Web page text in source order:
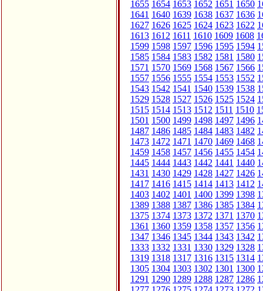
1655 1654 1653 1652 1651 1650
1641 1640 1639 1638 1637 1636
1627 1626 1625 1624 1623 1622
1613 1612 1611 1610 1609 1608
1599 1598 1597 1596 1595 1594
1585 1584 1583 1582 1581 1580
1571 1570 1569 1568 1567 1566
1557 1556 1555 1554 1553 1552
1543 1542 1541 1540 1539 1538
1529 1528 1527 1526 1525 1524
1515 1514 1513 1512 1511 1510
1501 1500 1499 1498 1497 1496
1487 1486 1485 1484 1483 1482
1473 1472 1471 1470 1469 1468
1459 1458 1457 1456 1455 1454
1445 1444 1443 1442 1441 1440
1431 1430 1429 1428 1427 1426
1417 1416 1415 1414 1413 1412
1403 1402 1401 1400 1399 1398
1389 1388 1387 1386 1385 1384
1375 1374 1373 1372 1371 1370
1361 1360 1359 1358 1357 1356
1347 1346 1345 1344 1343 1342
1333 1332 1331 1330 1329 1328
1319 1318 1317 1316 1315 1314
1305 1304 1303 1302 1301 1300
1291 1290 1289 1288 1287 1286